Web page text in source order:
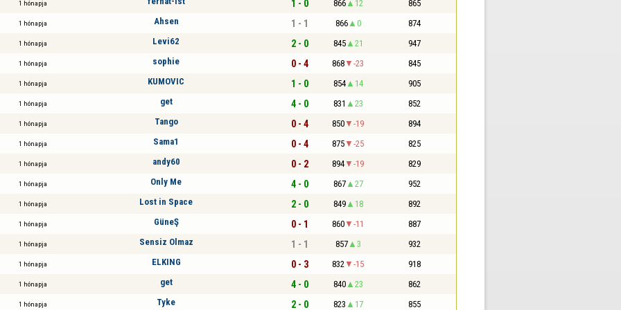
1 hónapja 1 - 0 866 12 865
1 hónapja Ahsen 1 - 1 866 0 874
1 hónapja Levi62 2 - 0 845 21 947
1 hónapja sophie 0 - 4 868 -23 845
1 hónapja KUMOVIC 1 - 0 854 14 905
1 hónapja get 4 - 0 831 23 852
1 hónapja Tango 0 - 4 850 -19 894
1 hónapja Sama1 0 - 4 875 -25 825
1 hónapja andy60 0 - 2 894 -19 829
1 hónapja Only Me 4 - 0 867 27 952
1 hónapja Lost in Space 2 - 0 849 18 892
1 hónapja GüneŞ 0 - 1 860 -11 887
1 hónapja Sensiz Olmaz 1 - 1 857 3 932
1 hónapja ELKING 0 - 3 832 -15 918
1 hónapja get 4 - 0 840 23 862
1 hónapja Tyke 2 - 0 823 17 855